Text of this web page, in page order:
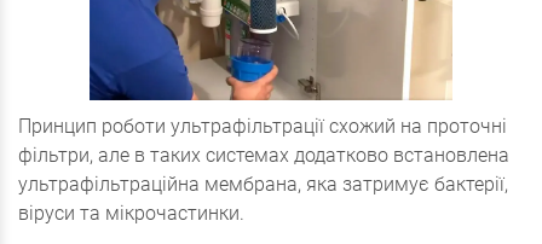
Принцип роботи ультрафільтрації схожий на проточні
фільтри, але в таких системах додатково встановлена
ультрафільтраційна мембрана, яка затримує бактерії,
віруси та мікрочастинки.